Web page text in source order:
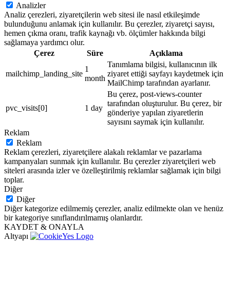
Analizler
Analiz çerezleri, ziyaretçilerin web sitesi ile nasıl etkileşimde
bulunduğunu anlamak için kullanılır. Bu çerezler, ziyaretçi sayısı,
hemen çıkma oranı, trafik kaynağı vb. ölçümler hakkında bilgi
sağlamaya yardımcı olur.
Çerez
Süre Açıklama
mailchimp_landing_site
1
month
Tanımlama bilgisi, kullanıcının ilk
ziyaret ettiği sayfayı kaydetmek için
MailChimp tarafından ayarlanır.
pvc_visits[0] 1 day
Bu çerez, post-views-counter
tarafından oluşturulur. Bu çerez, bir
gönderiye yapılan ziyaretlerin
sayısını saymak için kullanılır.
Reklam
Reklam
Reklam çerezleri, ziyaretçilere alakalı reklamlar ve pazarlama
kampanyaları sunmak için kullanılır. Bu çerezler ziyaretçileri web
siteleri arasında izler ve özelleştirilmiş reklamlar sağlamak için bilgi
toplar.
Diğer
Diğer
Diğer kategorize edilmemiş çerezler, analiz edilmekte olan ve henüz
bir kategoriye sınıflandırılmamış olanlardır.
KAYDET & ONAYLA
Altyapı